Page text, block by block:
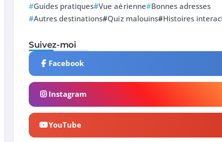
Guides pratiques Vue aérienne Bonnes adresses
Autres destinations Quiz malouins Histoires
Suivez-moi
Facebook
Instagram
YouTube